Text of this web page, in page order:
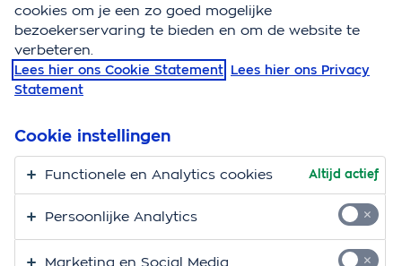
Doorlopende
reisverzekering
cookies om je een zo goed mogelijke
bezoekerservaring te bieden en om de website te
verbeteren.
Lees hier ons Cookie Statement Lees hier ons Privacy
Statement
Cookie instellingen
Functionele en Analytics cookies Altijd actief
Persoonlijke Analytics
Marketing en Social Media